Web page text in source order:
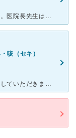
家族で誰かが体調悪くなれば必ず行っています。医院長先生はとても親身になって話を聞いてくれるので、安心して帰る事が出来ます。看護師さんも気さくな方が多く、注射やその他の処置も、子供が頑張れるように気を使
咳（セキ）
去年インフルエンザにかかった時に初めて診療していただきました所、 先生、受付の方、看護師さんのほとんどが笑顔で接してくださいまして、 心地よい雰囲気の中受診でき、とてもよかったと思っていま